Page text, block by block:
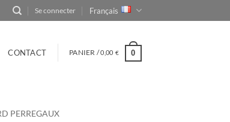
Se connecter Français
CONTACT PANIER /0,00 € 0
PERREGAUX